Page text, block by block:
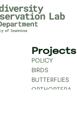
Projects
POLICY
BIRDS
BUTTERFLIES
ORTHOPTERA